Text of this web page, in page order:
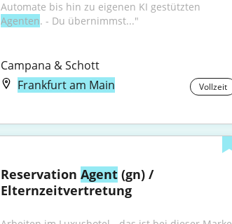
Agenten. - Du übernimmst..."
Campana & Schott
Frankfurt am Main
Vollzeit
Reservation Agent (gn) /
Elternzeitvertretung